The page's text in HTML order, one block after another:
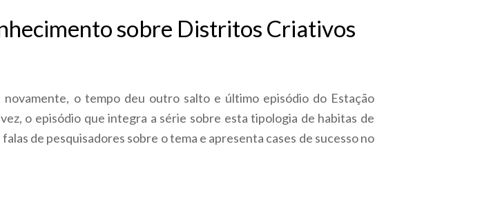
sobre Distritos Criativos
o tempo deu outro salto e último episódio do Estação
o episódio que integra a série sobre esta tipologia de habitas de
de pesquisadores sobre o tema e apresenta cases de sucesso no